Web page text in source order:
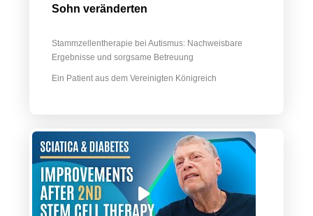
Sohn veränderten
Stammzellentherapie bei Autismus: Nachweisbare
Ergebnisse und sorgsame Betreuung
Ein Patient aus dem Vereinigten Königreich